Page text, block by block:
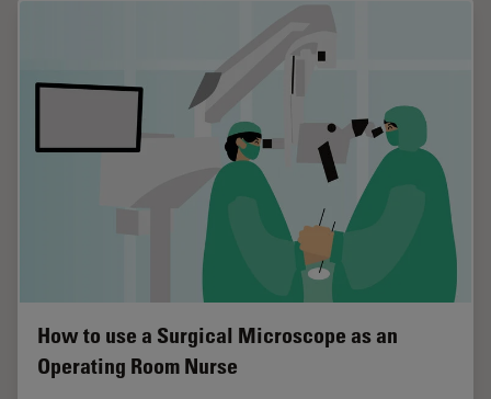
How to use a Surgical Microscope as an
Operating Room Nurse